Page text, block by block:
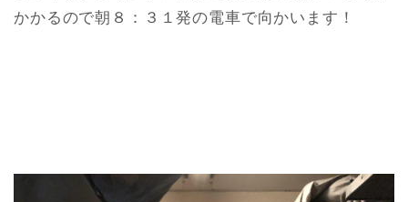
かかるので朝８：３１発の電車で向かいます！